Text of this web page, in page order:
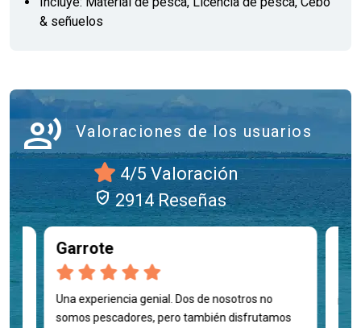
& señuelos
record_voice_over Valoraciones de los usuarios
4/5 Valoración
verified_user 2914 Reseñas
Garrote
Una experiencia genial. Dos de nosotros no
somos pescadores, pero también disfrutamos